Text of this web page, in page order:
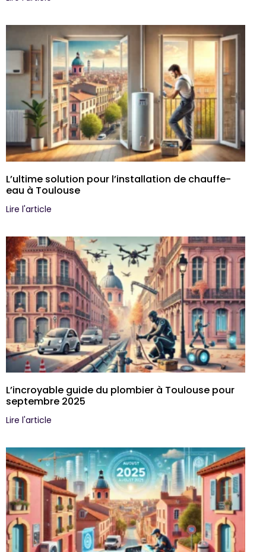
L’ultime solution pour l’installation de chauffe-
eau à Toulouse
Lire l'article
L’incroyable guide du plombier à Toulouse pour
septembre 2025
Lire l'article